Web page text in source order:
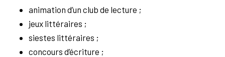
animation d’un club de lecture ;
jeux littéraires ;
siestes littéraires ;
concours d’écriture ;